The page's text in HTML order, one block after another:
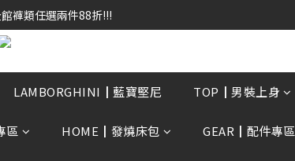
褲類任選兩件88折!!!
褲類任選兩件88折!!!
贈達摩金幣 送完為止!  滿$3000再贈現金卷$300元
館褲類任選兩件88折!!!
LAMBORGHINI┃藍寶堅尼 TOP┃男裝上身
區 HOME┃發燒床包 GEAR┃配件專區